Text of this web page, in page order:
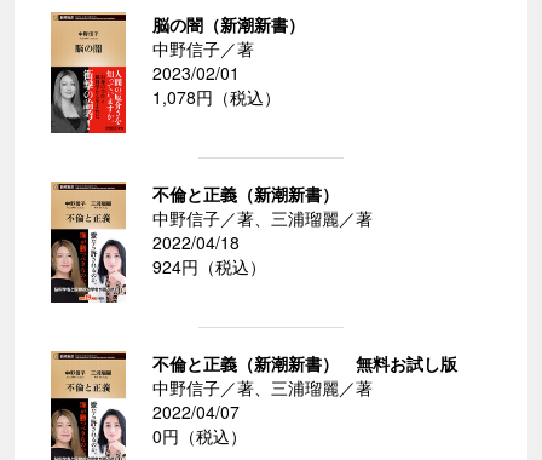
脳の闇（新潮新書）
中野信子／著
2023/02/01
1,078円（税込）
不倫と正義（新潮新書）
中野信子／著、三浦瑠麗／著
2022/04/18
924円（税込）
不倫と正義（新潮新書） 無料お試し版
中野信子／著、三浦瑠麗／著
2022/04/07
0円（税込）